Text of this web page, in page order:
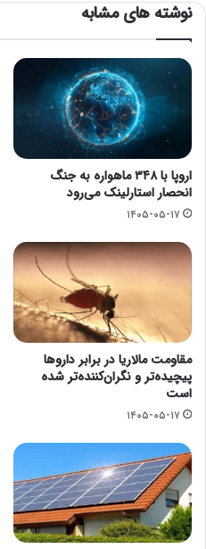
نوشته های مشابه
اروپا با ۳۴۸ ماهواره به جنگ
انحصار استارلینک می‌رود
۱۴۰۵-۰۵-۱۷
مقاومت مالاریا در برابر داروها
پیچیده‌تر و نگران‌کننده‌تر شده
است
۱۴۰۵-۰۵-۱۷